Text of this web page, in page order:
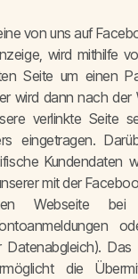
von uns auf
wird mithilfe
Seite um einen
wird dann nach der
verlinkte Seite
eingetragen.
Kundendaten
mit der
Webseite bei
Datenabgleich).
die